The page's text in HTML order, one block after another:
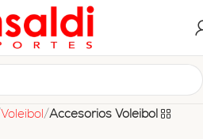
Voleibol Accesorios Voleibol